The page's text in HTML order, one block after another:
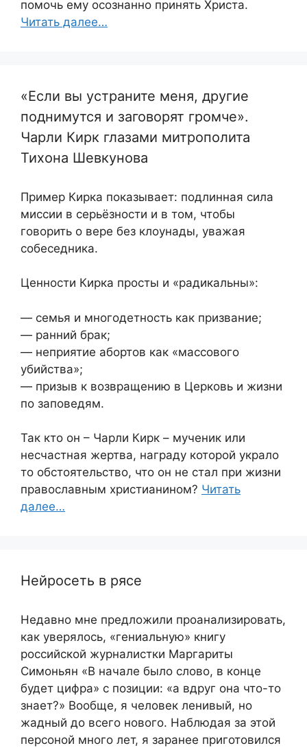
помочь ему осознанно принять Христа.
Читать далее…
«Если вы устраните меня, другие
поднимутся и заговорят громче».
Чарли Кирк глазами митрополита
Тихона Шевкунова
Пример Кирка показывает: подлинная сила
миссии в серьёзности и в том, чтобы
говорить о вере без клоунады, уважая
собеседника.
Ценности Кирка просты и «радикальны»:
— семья и многодетность как призвание;
— ранний брак;
— неприятие абортов как «массового
убийства»;
— призыв к возвращению в Церковь и жизни
по заповедям.
Так кто он – Чарли Кирк – мученик или
несчастная жертва, награду которой украло
то обстоятельство, что он не стал при жизни
православным христианином? Читать
далее…
Нейросеть в рясе
Недавно мне предложили проанализировать,
как уверялось, «гениальную» книгу
российской журналистки Маргариты
Симоньян «В начале было слово, в конце
будет цифра» с позиции: «а вдруг она что-то
знает?» Вообще, я человек ленивый, но
жадный до всего нового. Наблюдая за этой
персоной много лет, я заранее приготовился